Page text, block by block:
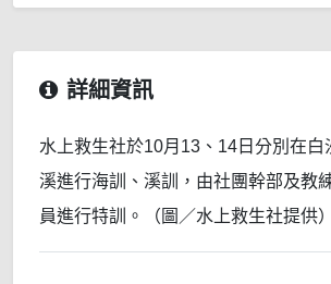
詳細資訊
水上救生社於10月13、14日分別在白
溪進行海訓、溪訓，由社團幹部及教
員進行特訓。（圖／水上救生社提供）